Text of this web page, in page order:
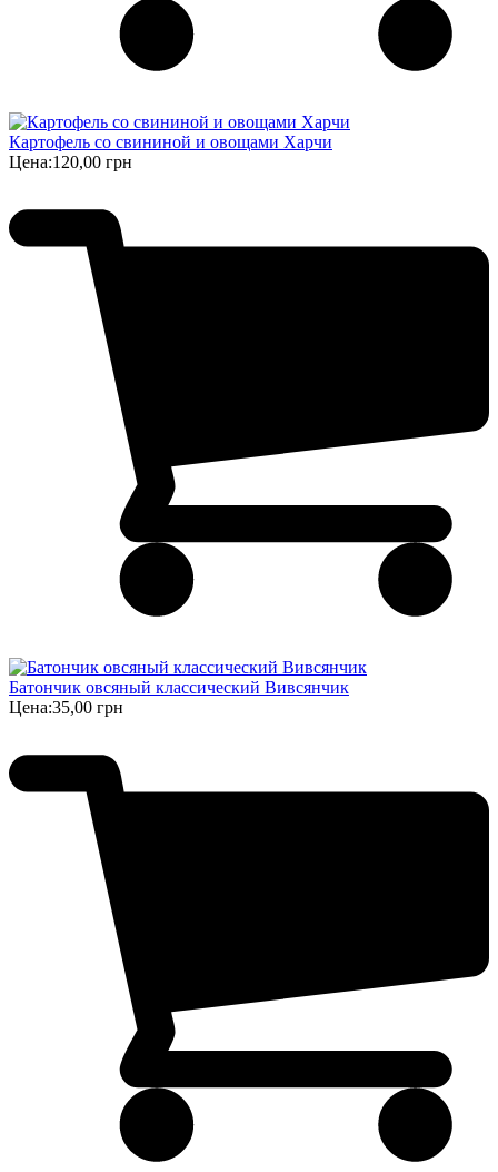
Картофель со свининой и овощами Харчи
Цена:120,00 грн
Батончик овсяный классический Вивсянчик
Цена:35,00 грн